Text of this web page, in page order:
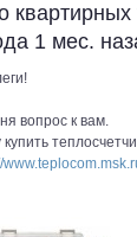
квартирных
1 мес.
вопрос к вам.
купить